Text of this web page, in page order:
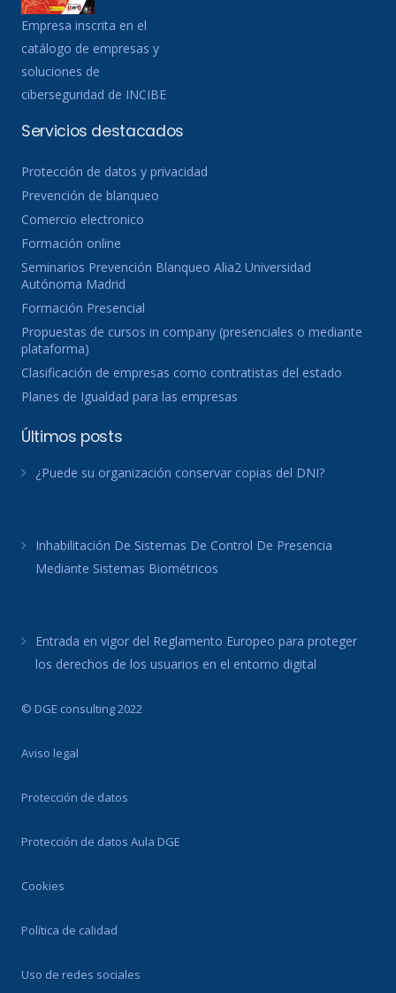
Empresa inscrita en el
catálogo de empresas y
soluciones de
ciberseguridad de INCIBE
Servicios destacados
Protección de datos y privacidad
Prevención de blanqueo
Comercio electronico
Formación online
Seminarios Prevención Blanqueo Alia2 Universidad
Autónoma Madrid
Formación Presencial
Propuestas de cursos in company (presenciales o mediante
plataforma)
Clasificación de empresas como contratistas del estado
Planes de Igualdad para las empresas
Últimos posts
¿Puede su organización conservar copias del DNI?
Inhabilitación De Sistemas De Control De Presencia
Mediante Sistemas Biométricos
Entrada en vigor del Reglamento Europeo para proteger
los derechos de los usuarios en el entorno digital
© DGE consulting 2022
Aviso legal
Protección de datos
Protección de datos Aula DGE
Cookies
Política de calidad
Uso de redes sociales